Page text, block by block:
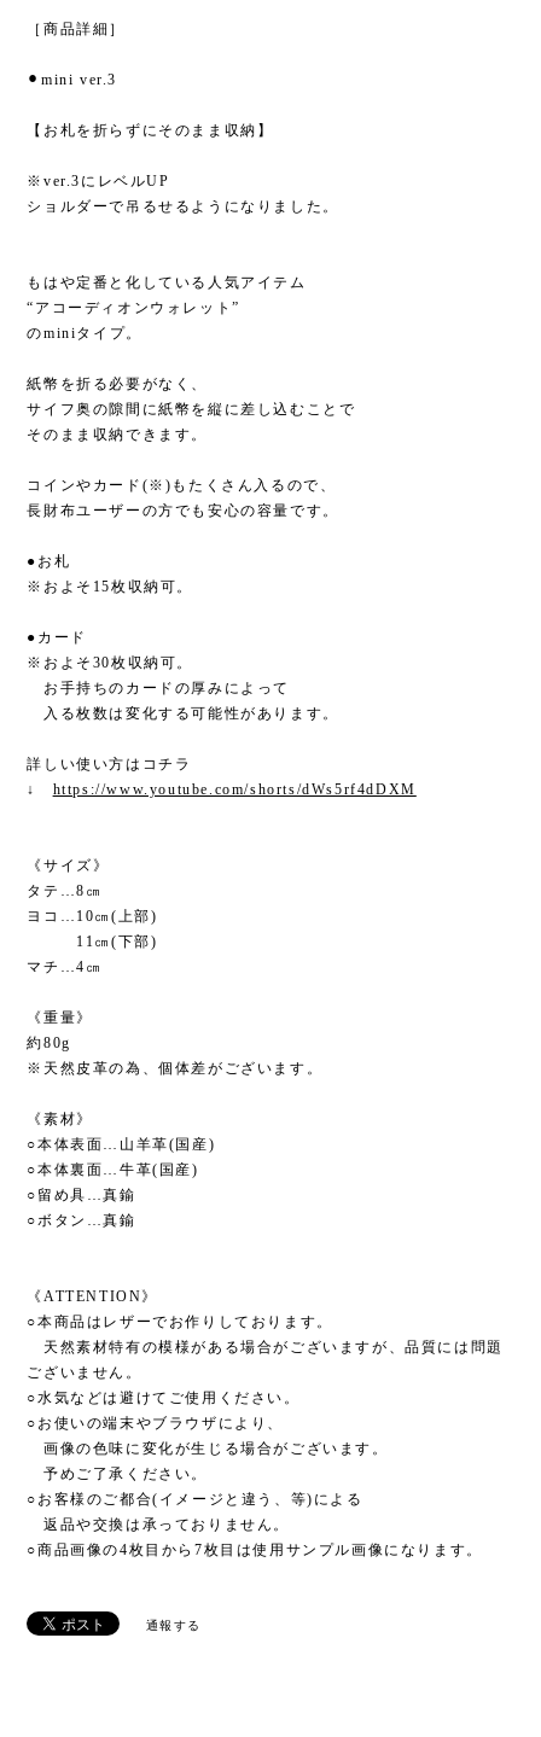
［商品詳細］
⚫︎mini ver.3
【お札を折らずにそのまま収納】
※ver.3にレベルUP
ショルダーで吊るせるようになりました。
もはや定番と化している人気アイテム
“アコーディオンウォレット”
のminiタイプ。
紙幣を折る必要がなく、
サイフ奥の隙間に紙幣を縦に差し込むことで
そのまま収納できます。
コインやカード(※)もたくさん入るので、
長財布ユーザーの方でも安心の容量です。
●お札
※およそ15枚収納可。
●カード
※およそ30枚収納可。
お手持ちのカードの厚みによって
入る枚数は変化する可能性があります。
詳しい使い方はコチラ
↓ https://www.youtube.com/shorts/dWs5rf4dDXM
《サイズ》
タテ…8㎝
ヨコ…10㎝(上部)
11㎝(下部)
マチ…4㎝
《重量》
約80g
※天然皮革の為、個体差がございます。
《素材》
○本体表面…山羊革(国産)
○本体裏面…牛革(国産)
○留め具…真鍮
○ボタン…真鍮
《ATTENTION》
○本商品はレザーでお作りしております。
天然素材特有の模様がある場合がございますが、品質には問題
ございません。
○水気などは避けてご使用ください。
○お使いの端末やブラウザにより、
画像の色味に変化が生じる場合がございます。
予めご了承ください。
○お客様のご都合(イメージと違う、等)による
返品や交換は承っておりません。
○商品画像の4枚目から7枚目は使用サンプル画像になります。
通報する